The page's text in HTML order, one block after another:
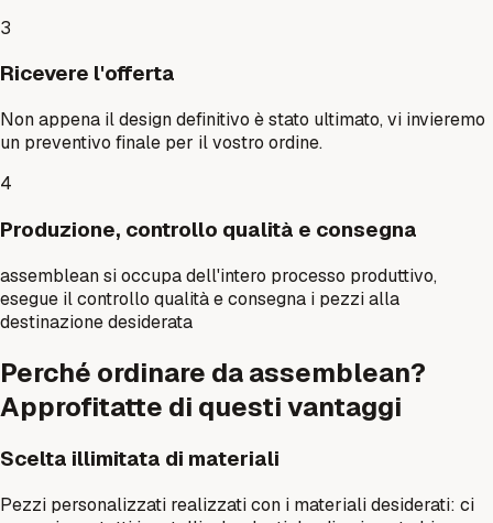
3
Ricevere l'offerta
Non appena il design definitivo è stato ultimato, vi invieremo
un preventivo finale per il vostro ordine.
4
Produzione, controllo qualità e consegna
assemblean si occupa dell'intero processo produttivo,
esegue il controllo qualità e consegna i pezzi alla
destinazione desiderata
Perché ordinare da assemblean?
Approfitatte di questi vantaggi
Scelta illimitata di materiali
Pezzi personalizzati realizzati con i materiali desiderati: ci